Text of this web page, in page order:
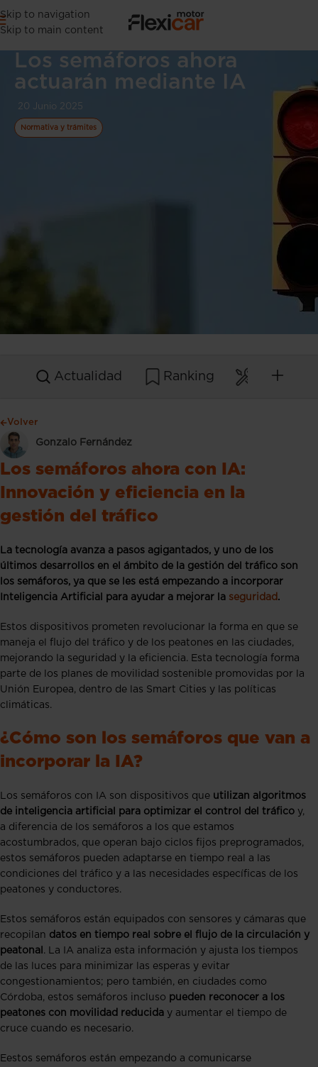
Skip to navigation
Skip to main content
Los semáforos ahora
actuarán mediante IA
20 Junio 2025
Normativa y trámites
Actualidad Ranking
Volver
Gonzalo Fernández
Los semáforos ahora con IA:
Innovación y eficiencia en la
gestión del tráfico
La tecnología avanza a pasos agigantados, y uno de los
últimos desarrollos en el ámbito de la gestión del tráfico son
los semáforos, ya que se les está empezando a incorporar
Inteligencia Artificial para ayudar a mejorar la seguridad .
Estos dispositivos prometen revolucionar la forma en que se
maneja el flujo del tráfico y de los peatones en las ciudades,
mejorando la seguridad y la eficiencia. Esta tecnología forma
parte de los planes de movilidad sostenible promovidas por la
Unión Europea, dentro de las Smart Cities y las políticas
climáticas.
¿Cómo son los semáforos que van a
incorporar la IA?
Los semáforos con IA son dispositivos que utilizan algoritmos
de inteligencia artificial para optimizar el control del tráfico y,
a diferencia de los semáforos a los que estamos
acostumbrados, que operan bajo ciclos fijos preprogramados,
estos semáforos pueden adaptarse en tiempo real a las
condiciones del tráfico y a las necesidades específicas de los
peatones y conductores.
Estos semáforos están equipados con sensores y cámaras que
recopilan datos en tiempo real sobre el flujo de la circulación y
peatonal . La IA analiza esta información y ajusta los tiempos
de las luces para minimizar las esperas y evitar
congestionamientos; pero también, en ciudades como
Córdoba, estos semáforos incluso pueden reconocer a los
peatones con movilidad reducida y aumentar el tiempo de
cruce cuando es necesario​​.
Eestos semáforos están empezando a comunicarse